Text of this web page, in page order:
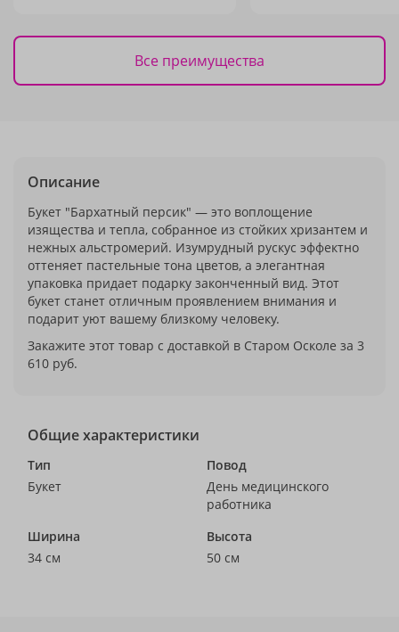
Все преимущества
Описание
Букет "Бархатный персик" — это воплощение
изящества и тепла, собранное из стойких хризантем и
нежных альстромерий. Изумрудный рускус эффектно
оттеняет пастельные тона цветов, а элегантная
упаковка придает подарку законченный вид. Этот
букет станет отличным проявлением внимания и
подарит уют вашему близкому человеку.
Закажите этот товар с доставкой в Старом Осколе за 3
610 руб.
Общие характеристики
Тип
Букет
Повод
День медицинского
работника
Ширина
34 см
Высота
50 см